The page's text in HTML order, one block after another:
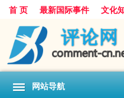
首 页 最新国际事件 文化
网站导航